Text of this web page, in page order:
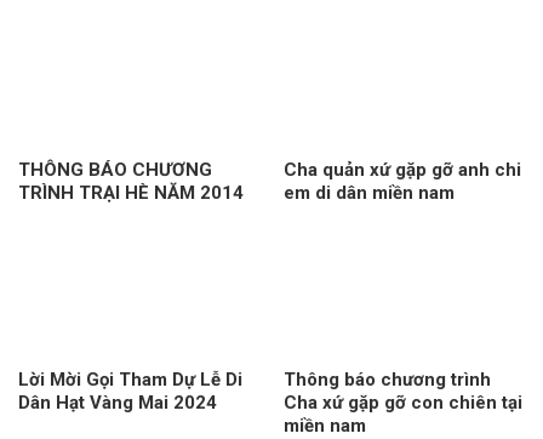
THÔNG BÁO CHƯƠNG
TRÌNH TRẠI HÈ NĂM 2014
Cha quản xứ gặp gỡ anh chi
em di dân miền nam
Lời Mời Gọi Tham Dự Lễ Di
Dân Hạt Vàng Mai 2024
Thông báo chương trình
Cha xứ gặp gỡ con chiên tại
miền nam